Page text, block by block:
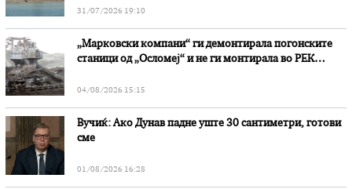
31/07/2026 19:10
„Марковски компани“ ги демонтирала погонските
станици од „Осломеј“ и не ги монтирала во РЕК
04/08/2026 15:15
Вучиќ: Ако Дунав падне уште 30 сантиметри, готови
сме
01/08/2026 16:28